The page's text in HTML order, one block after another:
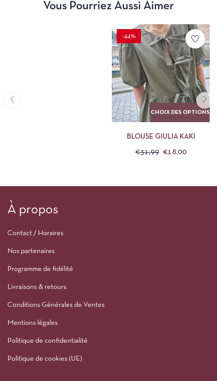
Vous Pourriez Aussi Aimer
-44%
CHOIX DES OPTIONS
BLOUSE GIULIA KAKI
€31,99 €18,00
À propos
Contact / Horaires
Nos partenaires
Programme de fidélité
Livraisons & retours
Conditions Générales de Ventes
Mentions légales
Politique de confidentialité
Politique de cookies (UE)